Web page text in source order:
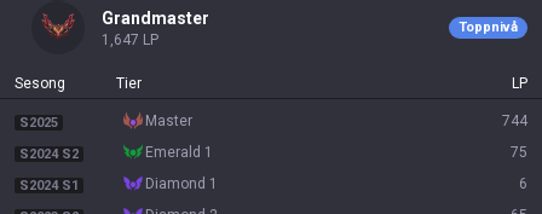
grandmaster
1,647 LP
Toppnivå
Sesong Tier LP
S2025 master 744
S2024 S2 emerald 1 75
S2024 S1 diamond 1 6